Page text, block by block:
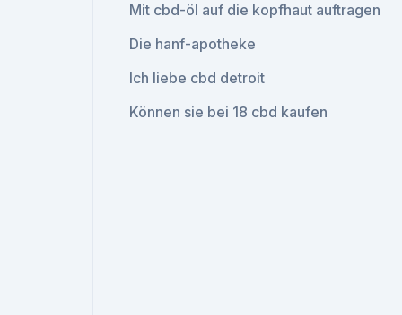
Mit cbd-öl auf die kopfhaut auftragen
Die hanf-apotheke
Ich liebe cbd detroit
Können sie bei 18 cbd kaufen